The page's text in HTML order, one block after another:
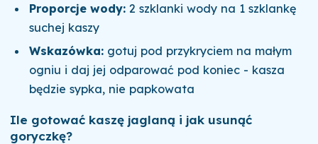
Proporcje wody: 2 szklanki wody na 1 szklankę
suchej kaszy
Wskazówka: gotuj pod przykryciem na małym
ogniu i daj jej odparować pod koniec - kasza
będzie sypka, nie papkowata
Ile gotować kaszę jaglaną i jak usunąć
goryczkę?